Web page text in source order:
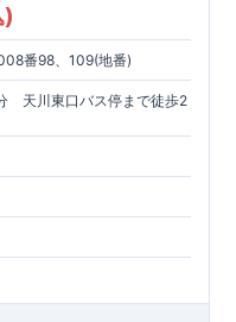
番98、109(地番)
天川東口バス停まで徒歩2